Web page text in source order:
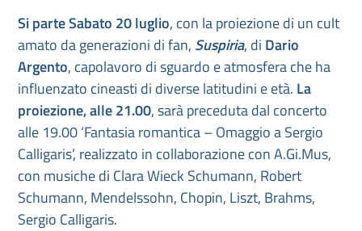
Si parte Sabato 20 luglio, con la proiezione di un cult
amato da generazioni di fan, Suspiria, di Dario
Argento, capolavoro di sguardo e atmosfera che ha
influenzato cineasti di diverse latitudini e età. La
proiezione, alle 21.00, sarà preceduta dal concerto
alle 19.00 ‘Fantasia romantica – Omaggio a Sergio
Calligaris’, realizzato in collaborazione con A.Gi.Mus,
con musiche di Clara Wieck Schumann, Robert
Schumann, Mendelssohn, Chopin, Liszt, Brahms,
Sergio Calligaris.